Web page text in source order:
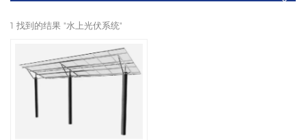
1 找到的结果 "水上光伏系统"